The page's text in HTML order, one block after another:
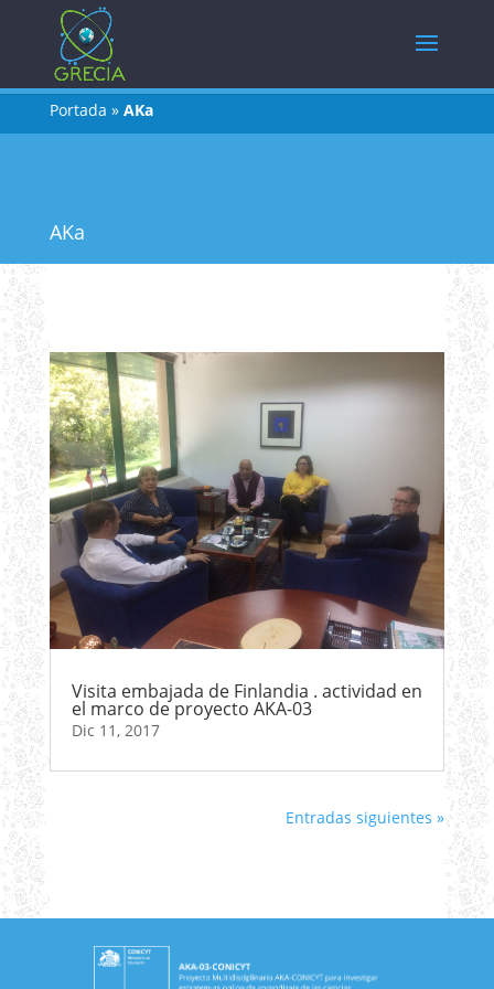
Portada » AKa
AKa
Visita embajada de Finlandia . actividad en
el marco de proyecto AKA-03
Dic 11, 2017
Entradas siguientes »